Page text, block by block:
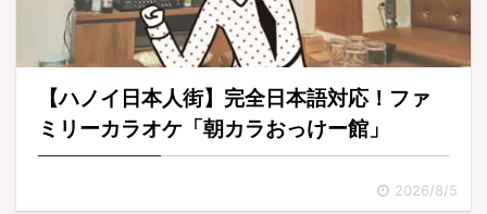
【ハノイ日本人街】完全日本語対応！ファ
ミリーカラオケ「朝カラおっけー館」
2026/8/5